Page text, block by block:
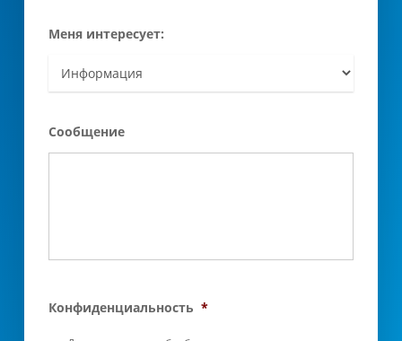
Меня интересует:
Сообщение
Конфиденциальность *